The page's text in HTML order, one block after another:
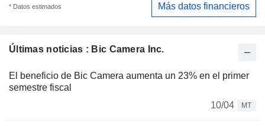
Últimas noticias : Bic Camera Inc.
El beneficio de Bic Camera aumenta un 23% en el primer
semestre fiscal
10/04
MT
* Datos estimados Más datos financieros